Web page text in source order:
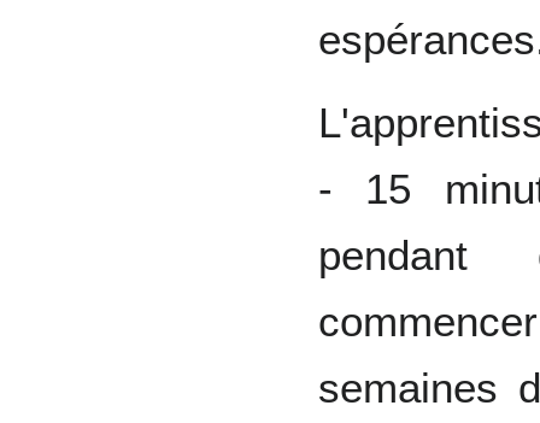
- 15
pendant
semaines